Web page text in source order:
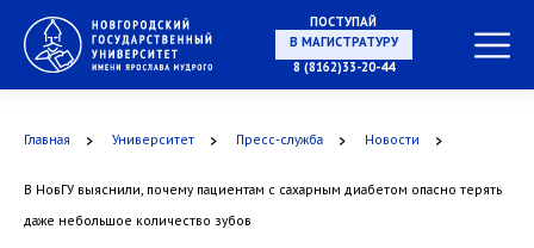
ПОСТУПАЙ
НА СПЕЦИАЛИТЕТ
В МАГИСТРАТУРУ
8 (8162)33-20-44
Главная Университет Пресс-служба Новости
В НовГУ выяснили, почему пациентам с сахарным диабетом опасно терять
даже небольшое количество зубов